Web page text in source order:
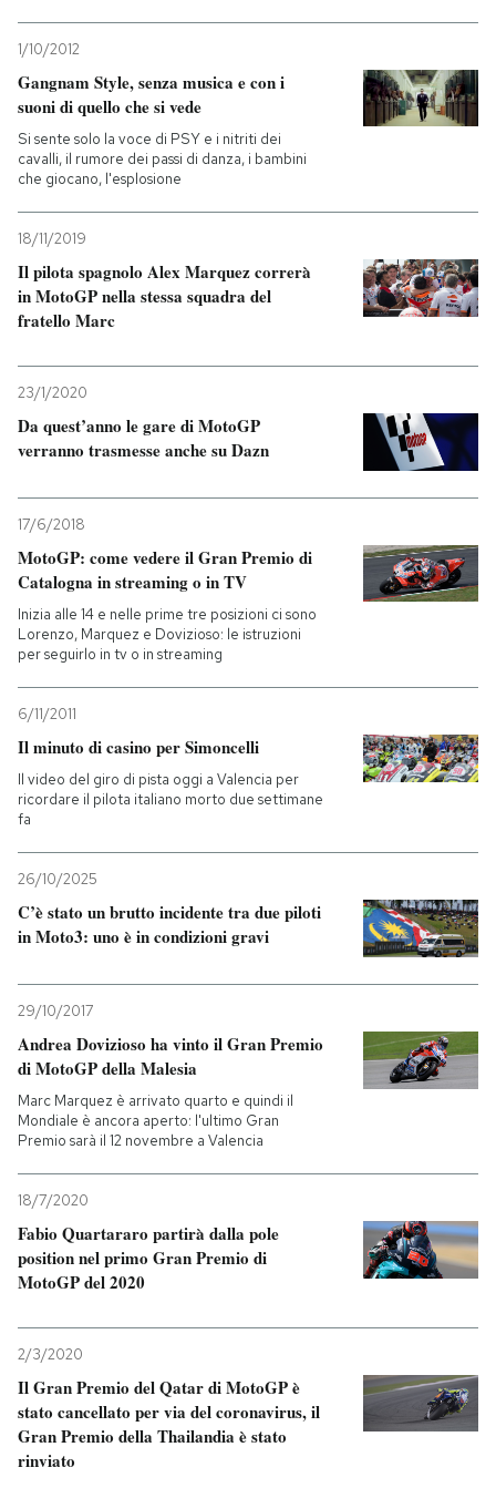
1/10/2012
Gangnam Style, senza musica e con i
suoni di quello che si vede
Si sente solo la voce di PSY e i nitriti dei
cavalli, il rumore dei passi di danza, i bambini
che giocano, l'esplosione
18/11/2019
Il pilota spagnolo Alex Marquez correrà
in MotoGP nella stessa squadra del
fratello Marc
23/1/2020
Da quest’anno le gare di MotoGP
verranno trasmesse anche su Dazn
17/6/2018
MotoGP: come vedere il Gran Premio di
Catalogna in streaming o in TV
Inizia alle 14 e nelle prime tre posizioni ci sono
Lorenzo, Marquez e Dovizioso: le istruzioni
per seguirlo in tv o in streaming
6/11/2011
Il minuto di casino per Simoncelli
Il video del giro di pista oggi a Valencia per
ricordare il pilota italiano morto due settimane
fa
26/10/2025
C’è stato un brutto incidente tra due piloti
in Moto3: uno è in condizioni gravi
29/10/2017
Andrea Dovizioso ha vinto il Gran Premio
di MotoGP della Malesia
Marc Marquez è arrivato quarto e quindi il
Mondiale è ancora aperto: l'ultimo Gran
Premio sarà il 12 novembre a Valencia
18/7/2020
Fabio Quartararo partirà dalla pole
position nel primo Gran Premio di
MotoGP del 2020
2/3/2020
Il Gran Premio del Qatar di MotoGP è
stato cancellato per via del coronavirus, il
Gran Premio della Thailandia è stato
rinviato